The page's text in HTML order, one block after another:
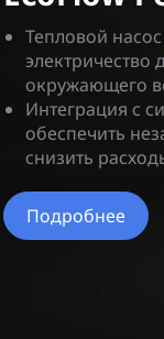
Тепловой
электричество
окружающего
Интеграция с
обеспечить
снизить
Подробнее